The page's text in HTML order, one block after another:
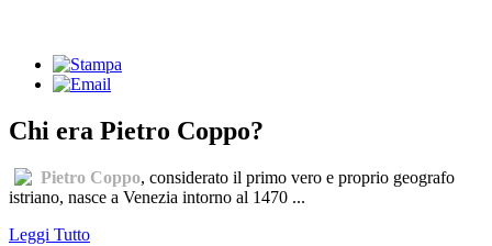
Chi era Pietro Coppo?
Pietro Coppo, considerato il primo vero e proprio geografo
istriano, nasce a Venezia intorno al 1470 ...
Leggi Tutto